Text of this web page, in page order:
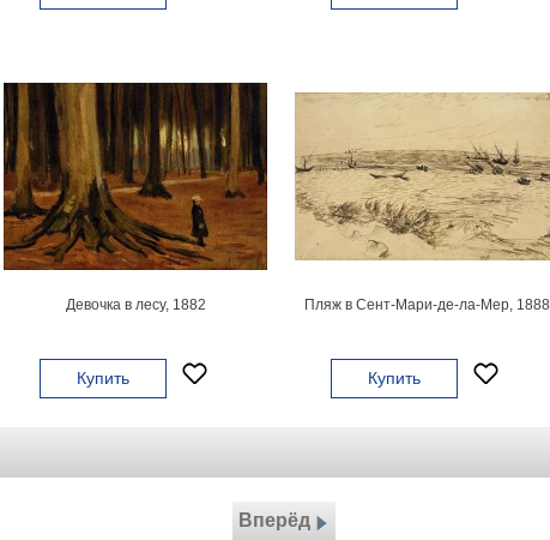
Девочка в лесу, 1882
Купить
Пляж в Сент-Мари-де-ла-Мер, 1888
Купить
Вперёд